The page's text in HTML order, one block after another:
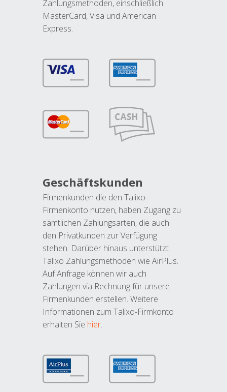
Zahlungsmethoden, einschließlich
MasterCard, Visa und American
Express.
Geschäftskunden
Firmenkunden die den Talixo-
Firmenkonto nutzen, haben Zugang zu
sämtlichen Zahlungsarten, die auch
den Privatkunden zur Verfügung
stehen. Darüber hinaus unterstützt
Talixo Zahlungsmethoden wie AirPlus.
Auf Anfrage können wir auch
Zahlungen via Rechnung für unsere
Firmenkunden erstellen. Weitere
Informationen zum Talixo-Firmkonto
erhalten Sie hier.